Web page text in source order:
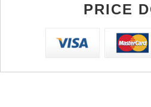
PRICE